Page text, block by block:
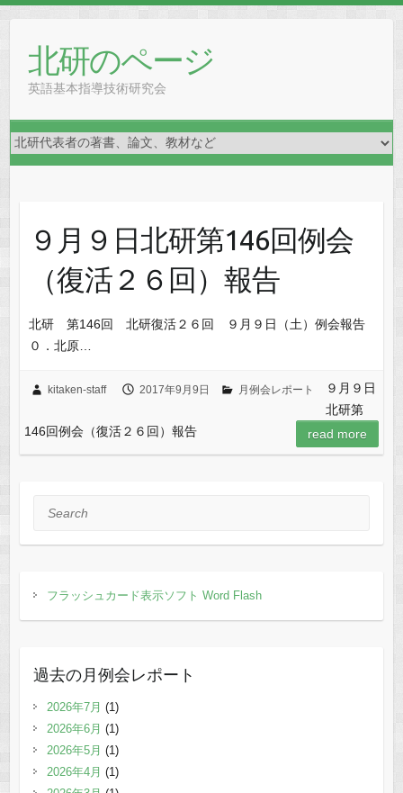
content北研のページ
英語基本指導技術研究会
９月９日北研第146回例会
（復活２６回）報告
北研 第146回 北研復活２６回 ９月９日（土）例会報告
０．北原…
kitaken-staff 2017年9月9日 月例会レポート
９月９日
北研第
146回例会（復活２６回）報告
read more
Search
フラッシュカード表示ソフト Word Flash
過去の月例会レポート
2026年7月 (1)
2026年6月 (1)
2026年5月 (1)
2026年4月 (1)